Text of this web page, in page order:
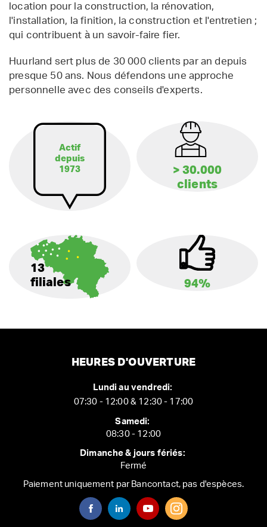
location pour la construction, la rénovation,
l'installation, la finition, la construction et l'entretien ;
qui contribuent à un savoir-faire fier.
Huurland sert plus de 30 000 clients par an depuis
presque 50 ans. Nous défendons une approche
personnelle avec des conseils d'experts.
Actif
depuis
1973
> 30.000
clients
13
filiales
94%
HEURES D'OUVERTURE
Lundi au vendredi:
07:30 - 12:00 & 12:30 - 17:00
Samedi:
08:30 - 12:00
Dimanche & jours fériés:
Fermé
Paiement uniquement par Bancontact, pas d'espèces.